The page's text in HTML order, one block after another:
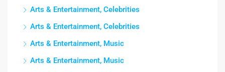
Arts & Entertainment, Celebrities
Arts & Entertainment, Celebrities
Arts & Entertainment, Music
Arts & Entertainment, Music